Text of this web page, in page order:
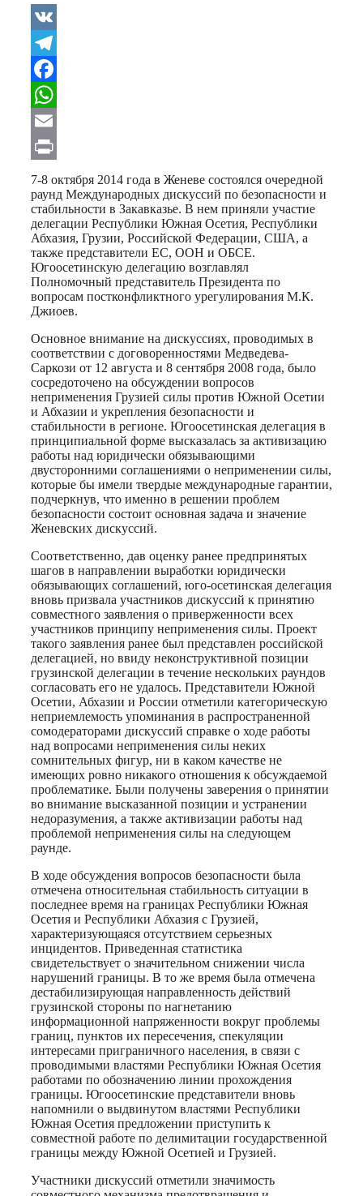
VK
Telegram
Facebook
WhatsApp
Email
Print
7-8 октября 2014 года в Женеве состоялся очередной
раунд Международных дискуссий по безопасности и
стабильности в Закавказье. В нем приняли участие
делегации Республики Южная Осетия, Республики
Абхазия, Грузии, Российской Федерации, США, а
также представители ЕС, ООН и ОБСЕ.
Югоосетинскую делегацию возглавлял
Полномочный представитель Президента по
вопросам постконфликтного урегулирования М.К.
Джиоев.
Основное внимание на дискуссиях, проводимых в
соответствии с договоренностями Медведева-
Саркози от 12 августа и 8 сентября 2008 года, было
сосредоточено на обсуждении вопросов
неприменения Грузией силы против Южной Осетии
и Абхазии и укрепления безопасности и
стабильности в регионе. Югоосетинская делегация в
принципиальной форме высказалась за активизацию
работы над юридически обязывающими
двусторонними соглашениями о неприменении силы,
которые бы имели твердые международные гарантии,
подчеркнув, что именно в решении проблем
безопасности состоит основная задача и значение
Женевских дискуссий.
Соответственно, дав оценку ранее предпринятых
шагов в направлении выработки юридически
обязывающих соглашений, юго-осетинская делегация
вновь призвала участников дискуссий к принятию
совместного заявления о приверженности всех
участников принципу неприменения силы. Проект
такого заявления ранее был представлен российской
делегацией, но ввиду неконструктивной позиции
грузинской делегации в течение нескольких раундов
согласовать его не удалось. Представители Южной
Осетии, Абхазии и России отметили категорическую
неприемлемость упоминания в распространенной
сомодераторами дискуссий справке о ходе работы
над вопросами неприменения силы неких
сомнительных фигур, ни в каком качестве не
имеющих ровно никакого отношения к обсуждаемой
проблематике. Были получены заверения о принятии
во внимание высказанной позиции и устранении
недоразумения, а также активизации работы над
проблемой неприменения силы на следующем
раунде.
В ходе обсуждения вопросов безопасности была
отмечена относительная стабильность ситуации в
последнее время на границах Республики Южная
Осетия и Республики Абхазия с Грузией,
характеризующаяся отсутствием серьезных
инцидентов. Приведенная статистика
свидетельствует о значительном снижении числа
нарушений границы. В то же время была отмечена
дестабилизирующая направленность действий
грузинской стороны по нагнетанию
информационной напряженности вокруг проблемы
границ, пунктов их пересечения, спекуляции
интересами приграничного населения, в связи с
проводимыми властями Республики Южная Осетия
работами по обозначению линии прохождения
границы. Югоосетинские представители вновь
напомнили о выдвинутом властями Республики
Южная Осетия предложении приступить к
совместной работе по делимитации государственной
границы между Южной Осетией и Грузией.
Участники дискуссий отметили значимость